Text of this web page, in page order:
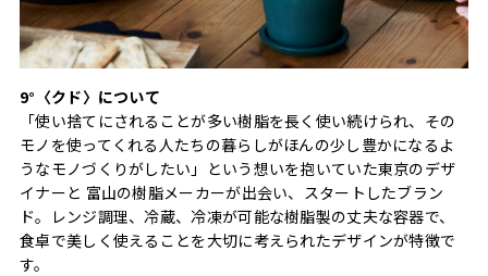
9°〈クド〉について
「使い捨てにされることが多い樹脂を長く使い続けられ、その
モノを使ってくれる人たちの暮らしがほんの少し豊かになるよ
うなモノづくりがしたい」という想いを抱いていた東京のデザ
イナーと 富山の樹脂メーカーが出会い、スタートしたブラン
ド。レンジ調理、冷蔵、冷凍が可能な樹脂製の丈夫な容器で、
食卓で美しく使えることを大切に考えられたデザインが特徴で
す。